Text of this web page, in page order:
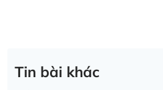
Tin bài khác